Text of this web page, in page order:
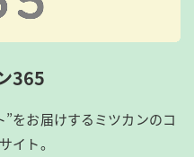
365
をお届けするミツカンのコ
イト。